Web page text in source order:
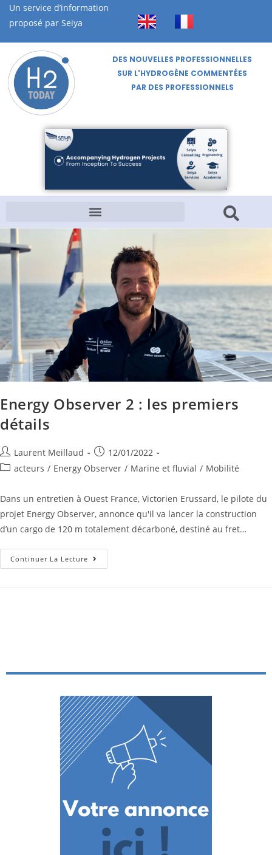
Un service d’information
proposé par Seiya
DES NOUVELLES PROFESSIONNELLES
SUR L'HYDROGÈNE COMMENTÉES
PAR DES PROFESSIONNELS
Energy Observer 2 : les premiers
détails
Laurent Meillaud
12/01/2022
acteurs / Energy Observer / Marine et fluvial / Mobilité
Dans un entretien à Ouest France, Victorien Erussard, le pilote du
projet Energy Observer, annonce qu'il va lancer la construction
d’un cargo de 120 m totalement décarboné, destiné au fret…
Continuer La Lecture